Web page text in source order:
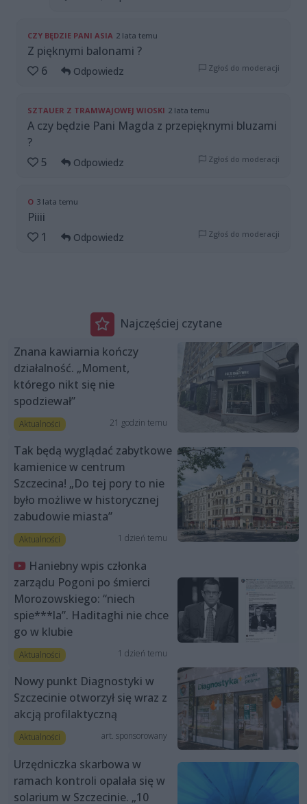
CZY BĘDZIE PANI ASIA 2 lata temu
Z pięknymi balonami ?
6
Odpowiedz Zgłoś do moderacji
SZTAUER Z TRAMWAJOWEJ WIOSKI 2 lata temu
A czy będzie Pani Magda z przepięknymi bluzami
?
5
Odpowiedz Zgłoś do moderacji
O 3 lata temu
Piiii
1
Odpowiedz Zgłoś do moderacji
Najczęściej czytane
Znana kawiarnia kończy
działalność. „Moment,
którego nikt się nie
spodziewał”
Aktualności 21 godzin temu
Tak będą wyglądać zabytkowe
kamienice w centrum
Szczecina! „Do tej pory to nie
było możliwe w historycznej
zabudowie miasta”
Aktualności 1 dzień temu
Haniebny wpis członka
zarządu Pogoni po śmierci
Morozowskiego: “niech
spie***la”. Haditaghi nie chce
go w klubie
Aktualności 1 dzień temu
Nowy punkt Diagnostyki w
Szczecinie otworzył się wraz z
akcją profilaktyczną
Aktualności art. sponsorowany
Urzędniczka skarbowa w
ramach kontroli opalała się w
solarium w Szczecinie. „10